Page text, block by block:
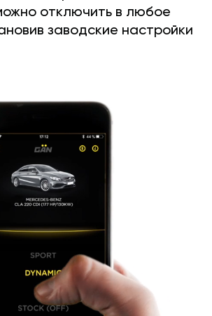
отключить в любое
заводские настройки